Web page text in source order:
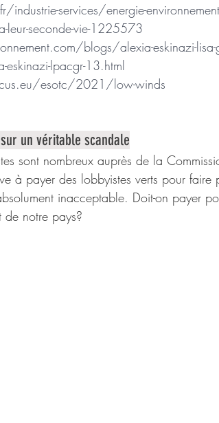
services/energie-
leur-seconde-vie-1225573
blogs/alexia-eskinazi-
eskinazi-lpacgr-13.html
esotc/2021/low-winds
un véritable scandale
sont nombreux auprès de la
à payer des lobbyistes verts pour faire
inacceptable. Doit-on payer
de notre pays?